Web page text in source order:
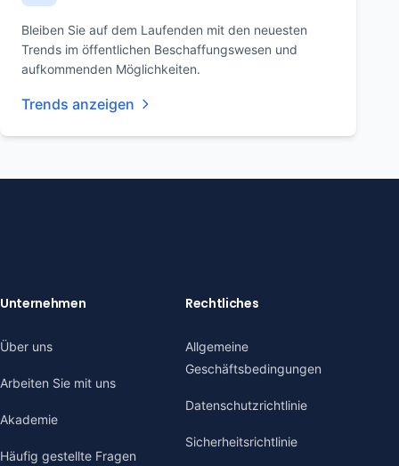
Bleiben Sie auf dem Laufenden mit den neuesten
Trends im öffentlichen Beschaffungswesen und
aufkommenden Möglichkeiten.
Trends anzeigen
Unternehmen
Über uns
Arbeiten Sie mit uns
Akademie
Häufig gestellte Fragen
Rechtliches
Allgemeine
Geschäftsbedingungen
Datenschutzrichtlinie
Sicherheitsrichtlinie